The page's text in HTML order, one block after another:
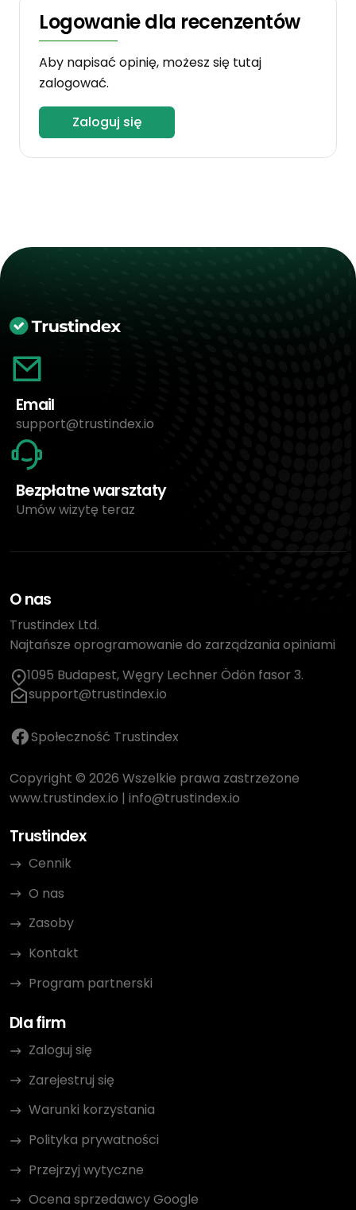
Logowanie dla recenzentów
Aby napisać opinię, możesz się tutaj
zalogować.
Zaloguj się
Email
support@trustindex.io
Bezpłatne warsztaty
Umów wizytę teraz
O nas
Trustindex Ltd.
Najtańsze oprogramowanie do zarządzania opiniami
1095 Budapest, Węgry Lechner Ödön fasor 3.
support@trustindex.io
Społeczność Trustindex
Copyright © 2026 Wszelkie prawa zastrzeżone
www.trustindex.io | info@trustindex.io
Trustindex
Cennik
O nas
Zasoby
Kontakt
Program partnerski
Dla firm
Zaloguj się
Zarejestruj się
Warunki korzystania
Polityka prywatności
Przejrzyj wytyczne
Ocena sprzedawcy Google